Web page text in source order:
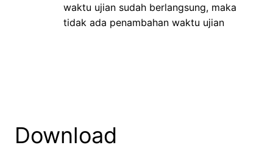
waktu ujian sudah berlangsung, maka
tidak ada penambahan waktu ujian
Download